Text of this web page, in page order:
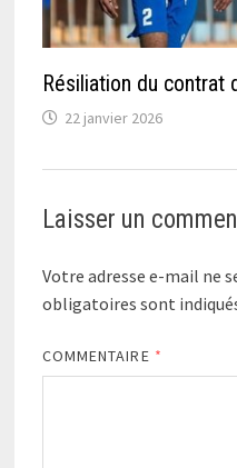
Résiliation du contrat
22 janvier 2026
Laisser un
Votre adresse e-mail ne
obligatoires sont
COMMENTAIRE *